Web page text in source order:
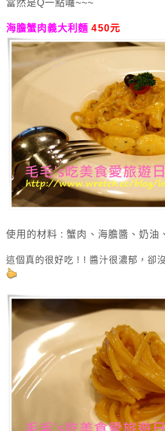
當然是Q一點囉~~~
海膽蟹肉義大利麵450元
使用的材料 : 蟹肉、海膽醬、奶油
這個真的很好吃 ! ! 醬汁很濃郁，卻